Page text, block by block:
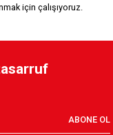
için çalışıyoruz.
ABONE OL